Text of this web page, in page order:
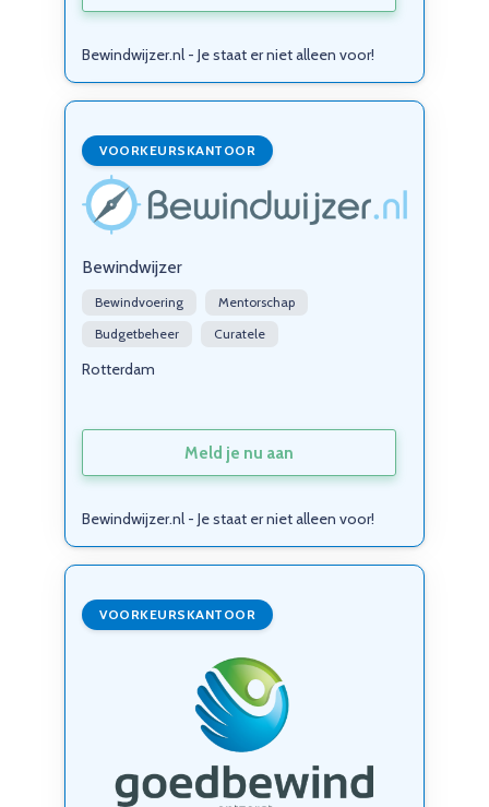
Bewindwijzer.nl - Je staat er niet alleen voor!
VOORKEURSKANTOOR
Bewindwijzer
Bewindvoering
Mentorschap
Budgetbeheer
Curatele
Rotterdam
Meld je nu aan
Bewindwijzer.nl - Je staat er niet alleen voor!
VOORKEURSKANTOOR